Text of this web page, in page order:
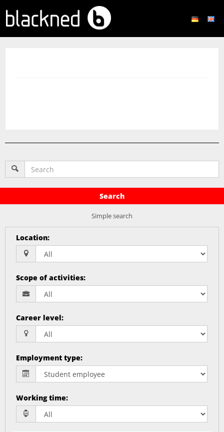
Search
Simple search
Location:
Scope of activities:
Career level:
Employment type:
Working time: